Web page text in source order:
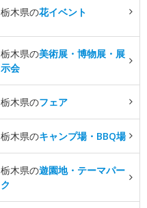
栃木県の花イベント
栃木県の美術展・博物展・展
示会
栃木県のフェア
栃木県のキャンプ場・BBQ場
栃木県の遊園地・テーマパー
ク